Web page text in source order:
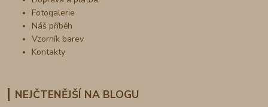
Fotogalerie
Náš příběh
Vzorník barev
Kontakty
NEJČTENĚJŠÍ NA BLOGU